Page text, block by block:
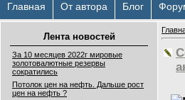
Главная От автора Блог
Лента новостей
За 10 месяцев 2022г мировые
золотовалютные резервы
сократились
Потолок цен на нефть. Дальше рост
цен на нефть ?